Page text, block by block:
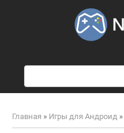
Главная » Игры для Андроид »